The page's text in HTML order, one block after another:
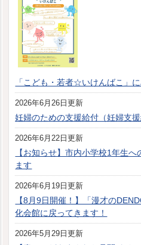
「こども・若者☆いけんばこ」
2026年6月26日更新
妊婦のための支援給付（妊婦支
2026年6月22日更新
【お知らせ】市内小学校1年生
ます
2026年6月19日更新
【8月9日開催！】「漫才の
化会館に戻ってきます！
2026年5月29日更新